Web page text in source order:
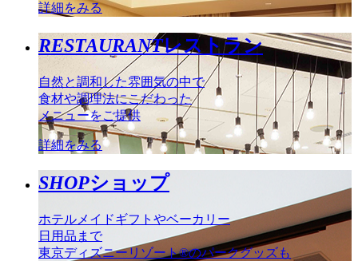
詳細をみる
RESTAURANTレストラン
自然と調和した雰囲気の中で
食材や調理法にこだわった
メニューをご提供
詳細をみる
SHOPショップ
ホテルメイドギフトやベーカリー
日用品まで
東京ディズニーリゾート®のパークグッズも